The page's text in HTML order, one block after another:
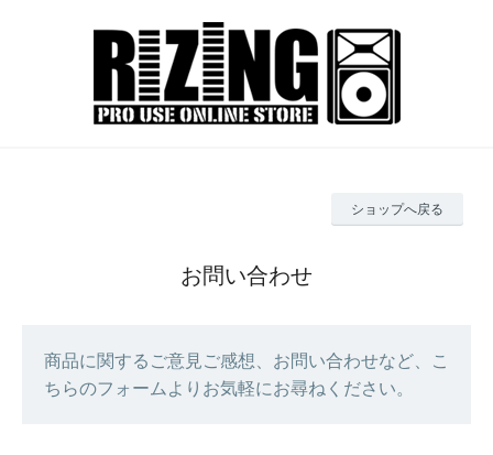
ショップへ戻る
お問い合わせ
商品に関するご意見ご感想、お問い合わせなど、こ
ちらのフォームよりお気軽にお尋ねください。